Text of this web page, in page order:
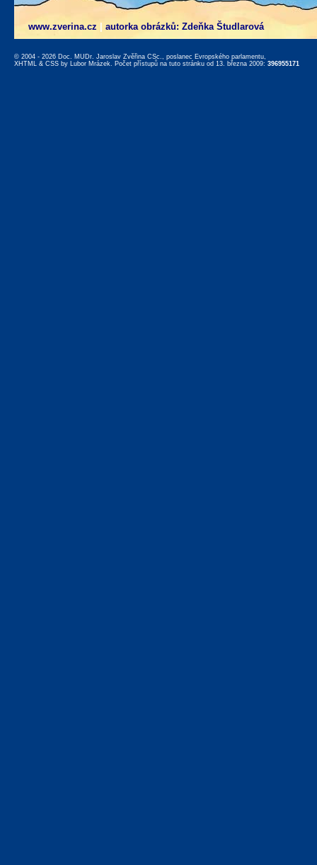
www.zverina.cz autorka obrázků: Zdeňka Študlarová
© 2004 - 2026 Doc. MUDr. Jaroslav Zvěřina CSc., poslanec Evropského parlamentu,
XHTML & CSS by Lubor Mrázek. Počet přístupů na tuto stránku od 13. března 2009: 396955171